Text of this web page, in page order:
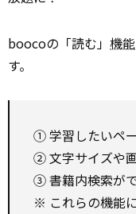
boocoの「読む」 機能
す。
① 学習したいペ
② 文字サイズや
③ 書籍内検索が
※ これらの機能